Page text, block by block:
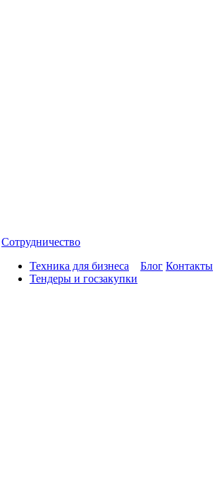
Сотрудничество
Техника для бизнеса
Тендеры и госзакупки
Блог Контакты